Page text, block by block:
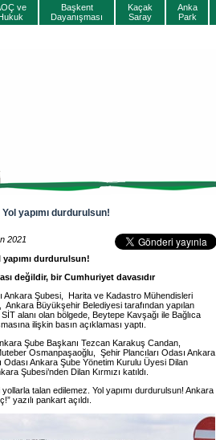
ve
Başkent
Dayanışması
Kaçak
Saray
Anka
Park
yapımı durdurulsun!
2021
durdurulsun!
değildir, bir Cumhuriyet davasıdır
Ankara Şubesi, Harita ve Kadastro Mühendisleri
Büyükşehir Belediyesi tarafından yapılan
alanı olan bölgede, Beytepe Kavşağı ile Bağlıca
ilişkin basın açıklaması yaptı.
Şube Başkanı Tezcan Karakuş Candan,
Osmanpaşaoğlu, Şehir Plancıları Odası Ankara
Ankara Şube Yönetim Kurulu Üyesi Dilan
Şubesi’nden Dilan Kırmızı katıldı.
talan edilemez. Yol yapımı durdurulsun! Ankara
yazılı pankart açıldı.